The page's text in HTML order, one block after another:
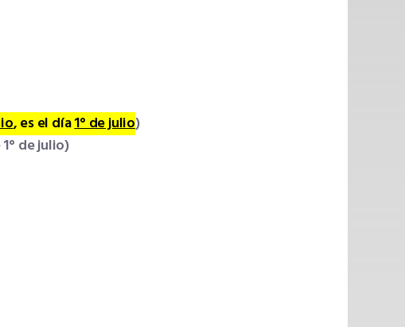
, es el día1° de julio)
1° de julio)